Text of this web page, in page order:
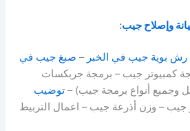
وإصلاح جيب:
رش بوية جيب في الخبر – صبغ جيب في
كمبيوتر جيب – برمجة جربكسات
وجميع أنواع برمجة جيب) –توضيب
– وزن أذرعة جيب – اعمال التربيط